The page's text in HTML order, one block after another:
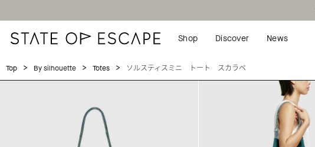
Shop Discover News
Top > By silhouette > Totes > ソルスティスミニ トート スカラベ